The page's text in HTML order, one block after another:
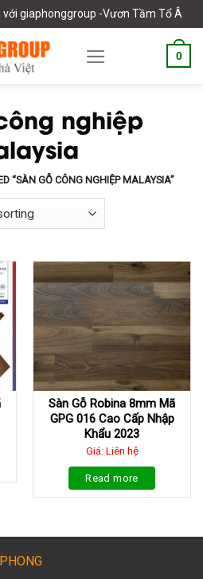
giaphonggroup -Vươn Tầm Tổ Âm
0
nghiệp
“SÀN GỖ CÔNG NGHIỆP MALAYSIA”
Sàn Gỗ Robina 8mm Mã
GPG 016 Cao Cấp Nhập
Khẩu 2023
Giá: Liên hệ
Read more